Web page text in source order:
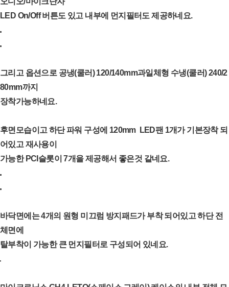
LED On/Off 버튼도 있고 내부에 먼지필터도 제공하네요.
그리고 옵션으로 공냉(쿨러) 120/140mm과일체형 수냉(쿨러) 240/2
80mm까지
장착가능하네요.
후면모습이고 하단 파워 구성에 120mm LED팬 1개가 기본장착 되
어있고 재사용이
가능한 PCI슬롯이 7개을 제공해서 좋은것 같네요.
바닥면에는 4개의 원형 미끄럼 방지패드가 부착 되어있고 하단 전
체면에
탈부착이 가능한 큰 먼지필터로 구성되어 있네요.